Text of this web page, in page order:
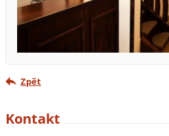
Zpět
Kontakt